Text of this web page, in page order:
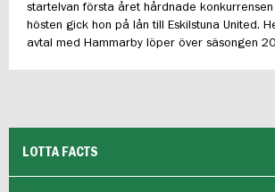
startelvan första året hårdnade
hösten gick hon på lån till Eskilstuna United.
avtal med Hammarby löper över säsongen
LOTTA FACTS